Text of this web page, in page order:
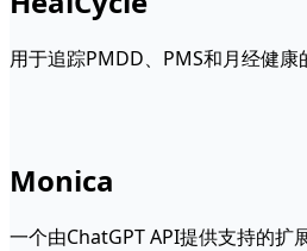
用于追踪PMDD、PMS和月经健康
Monica
一个由ChatGPT API提供支持的扩